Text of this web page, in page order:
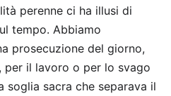
perenne ci ha illusi di
tempo. Abbiamo
prosecuzione del giorno,
per il lavoro o per lo svago
soglia sacra che separava il